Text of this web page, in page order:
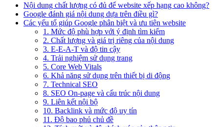
Nội dung chất lượng có đủ để website xếp hạng cao không?
Google đánh giá nội dung dựa trên điều gì?
Các yếu tố giúp Google phân biệt và ưu tiên website
1. Mức độ phù hợp với ý định tìm kiếm
2. Chất lượng và giá trị riêng của nội dung
3. E-E-A-T và độ tin cậy
4. Trải nghiệm sử dụng trang
5. Core Web Vitals
6. Khả năng sử dụng trên thiết bị di động
7. Technical SEO
8. SEO On-page và cấu trúc nội dung
9. Liên kết nội bộ
10. Backlink và mức độ uy tín
11. Độ bao phủ chủ đề